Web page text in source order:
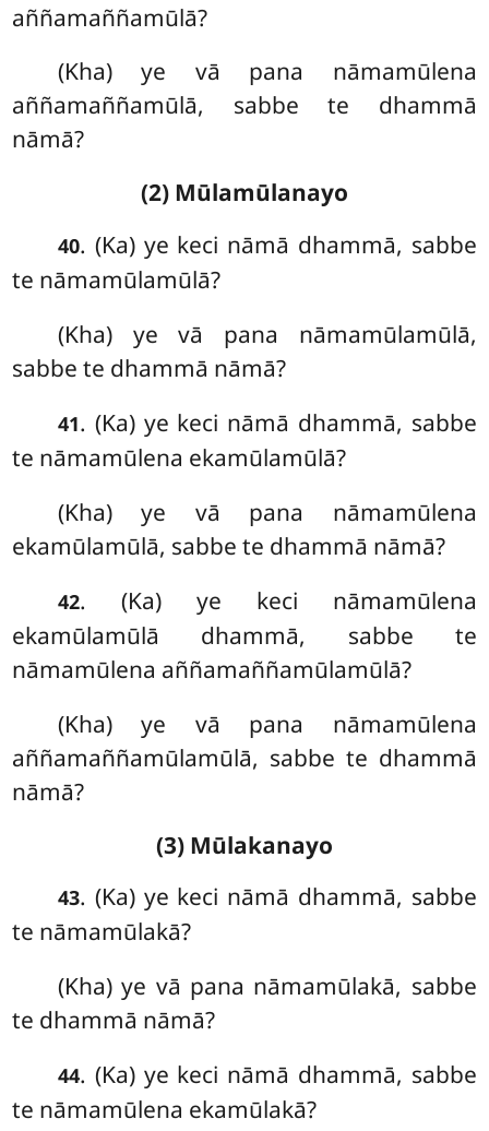
aññamaññamūlā?
(Kha) ye vā pana nāmamūlena
aññamaññamūlā, sabbe te dhammā
nāmā?
(2) Mūlamūlanayo
40. (Ka) ye keci nāmā dhammā, sabbe
te nāmamūlamūlā?
(Kha) ye vā pana nāmamūlamūlā,
sabbe te dhammā nāmā?
41. (Ka) ye keci nāmā dhammā, sabbe
te nāmamūlena ekamūlamūlā?
(Kha) ye vā pana nāmamūlena
ekamūlamūlā, sabbe te dhammā nāmā?
42. (Ka) ye keci nāmamūlena
ekamūlamūlā dhammā, sabbe te
nāmamūlena aññamaññamūlamūlā?
(Kha) ye vā pana nāmamūlena
aññamaññamūlamūlā, sabbe te dhammā
nāmā?
(3) Mūlakanayo
43. (Ka) ye keci nāmā dhammā, sabbe
te nāmamūlakā?
(Kha) ye vā pana nāmamūlakā, sabbe
te dhammā nāmā?
44. (Ka) ye keci nāmā dhammā, sabbe
te nāmamūlena ekamūlakā?